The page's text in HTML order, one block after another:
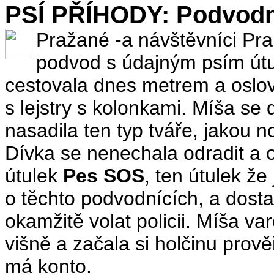
PSÍ PŘÍHODY:
Pražané -a návštěvníci
podvod s údajným psím
cestovala dnes metrem a
s lejstry s kolonkami. Míša se
nasadila ten typ tváře, jakou
Dívka se nenechala odradit a
útulek Pes SOS, ten útulek
o těchto podvodnících, a
okamžitě volat policii. Míša
višně a začala si holčinu
má konto.